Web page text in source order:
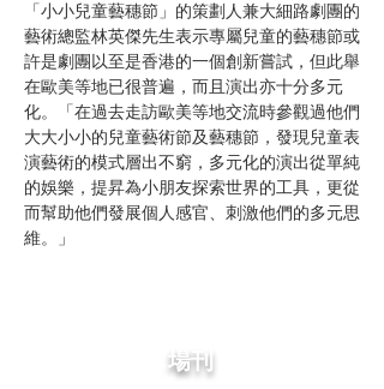
「小小兒童藝穗節」的策劃人兼大細路劇團的
藝術總監林英傑先生表示專屬兒童的藝穗節或
許是劇團以至是香港的一個創新嘗試，但此舉
在歐美等地已很普遍，而且演出亦十分多元
化。「在過去走訪歐美等地交流時參觀過他們
大大小小的兒童藝術節及藝穗節，發現兒童表
演藝術的模式層出不窮，多元化的演出從單純
的娛樂，提昇為小朋友探索世界的工具，更從
而幫助他們發展個人感官、刺激他們的多元思
維。」
場刊